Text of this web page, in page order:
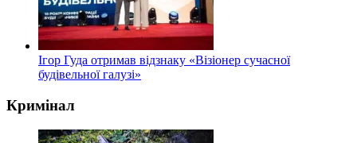
Ігор Гуда отримав відзнаку «Візіонер сучасної
будівельної галузі»
Кримінал